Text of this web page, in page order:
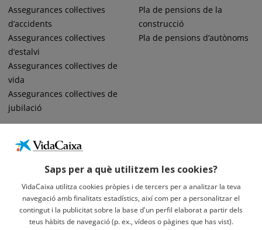
Saps per a què utilitzem les cookies?
VidaCaixa utilitza cookies pròpies i de tercers per a analitzar la teva
navegació amb finalitats estadístics, així com per a personalitzar el
contingut i la publicitat sobre la base d'un perfil elaborat a partir dels
teus hàbits de navegació (p. ex., vídeos o pàgines que has vist).
Assegurances col·lectives
d’accidents
Assegurances col·lectives
d’estalvi
Assegurances col·lectives de
vida
Assegurances col·lectives de
jubilació
Pla de pensions de la
construcció
Pla de pensions d’autònoms
Informació Legal Sobre VidaCaixa, S.A.
Avís Legal